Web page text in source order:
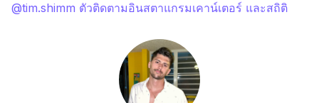
@tim.shimm ตัวติดตามอินสตาแกรมเคาน์เตอร์ และสถิติ